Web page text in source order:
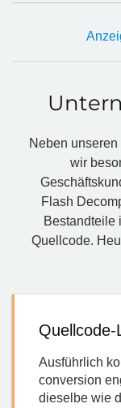
Neben
wir
Flash
Bestandteile
Quellcode.
Quellcode-
Ausführlich
conversion
dieselbe wie